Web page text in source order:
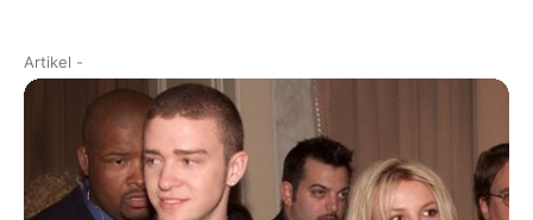
Artikel -